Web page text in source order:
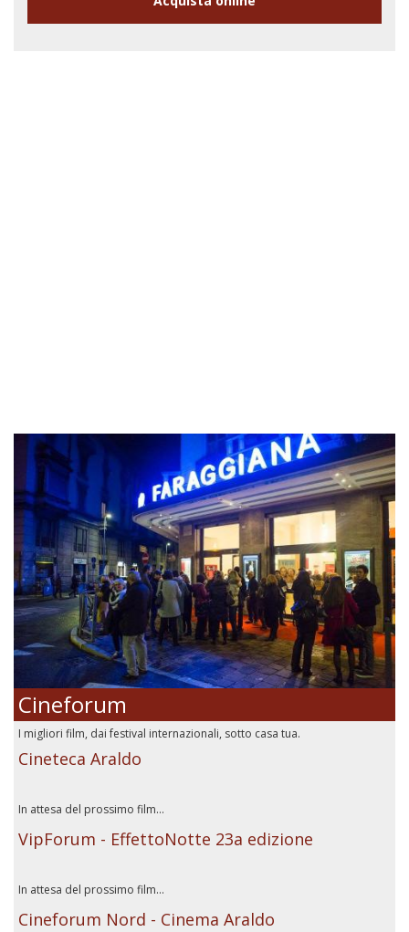
Cineforum
I migliori film, dai festival internazionali, sotto casa tua.
Cineteca Araldo
In attesa del prossimo film...
VipForum - EffettoNotte 23a edizione
In attesa del prossimo film...
Cineforum Nord - Cinema Araldo